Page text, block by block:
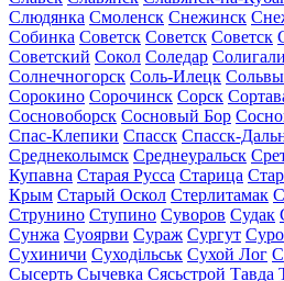
Слюдянка Смоленск Снежинск
Собинка Советск Советск Советск
Советский Сокол Соледар
Солнечногорск Соль-Илецк
Сорокино Сорочинск Сорск
Сосновоборск Сосновый Бор
Спас-Клепики Спасск Спасск-
Среднеколымск Среднеуральск
Купавна Старая Русса Старица
Крым Старый Оскол Стерлитамак
Струнино Ступино Суворов Судак
Сунжа Суоярви Сураж Сургут
Сухиничи Суходільськ Сухой Лог
Сысерть Сычевка Сясьстрой Тавда